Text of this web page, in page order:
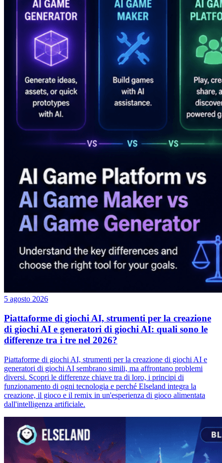
5 agosto 2026
Piattaforme di giochi AI, strumenti per la creazione
di giochi AI e generatori di giochi AI: quali sono le
differenze tra i tre nel 2026?
Piattaforme di giochi AI, strumenti per la creazione di giochi AI e
generatori di giochi AI sembrano simili, ma affrontano problemi
diversi. Scopri le differenze chiave tra di loro, i principi di
funzionamento di ogni tecnologia e perché Elseland integra la
creazione, il gioco e il remix in un'esperienza di gioco alimentata
dall'intelligenza artificiale.